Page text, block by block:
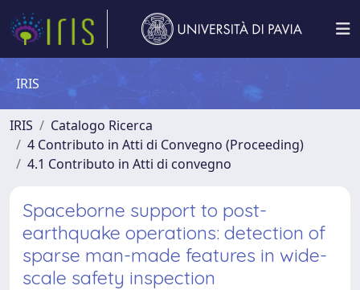
IRIS
IRIS
Catalogo Ricerca
4 Contributo in Atti di Convegno (Proceeding)
4.1 Contributo in Atti di convegno
Spaceborne support to post-
earthquake operations: detection of
sparse man-made features in wide-
scale safety inspection